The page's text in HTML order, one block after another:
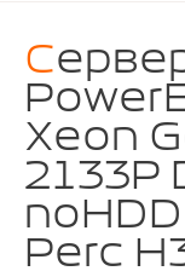
Сервер DELL
Xeon
2133P
noHDD
Perc